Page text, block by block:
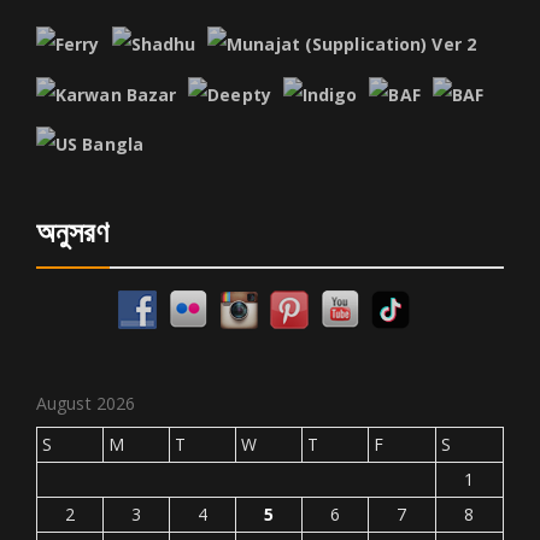
অনুসরণ
August 2026
S
M T W T F
S
1
2
3 4 5 6 7
8